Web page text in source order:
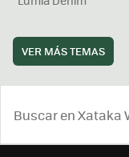
VER MÁS TEMAS